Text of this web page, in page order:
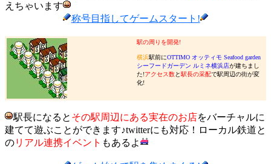
えちゃいます
称号目指してゲームスタート!
駅の周りを開発!
横浜駅前にOTTIMO オッティモ Seafood garden
シーフードガーデン ルミネ横浜店が建ちまし
た!アクセス数と駅長の采配で駅周辺の街が変
化!
駅長になると その駅周辺にある実在のお店をバーチャルに
建てて遊ぶことができます♪twitterにも対応！ローカル鉄道と
のリアル連携イベント もあるよ